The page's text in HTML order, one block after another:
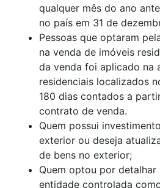
qualquer mês do ano
no país em 31 de
Pessoas que optaram
na venda de imóveis
da venda foi aplicado na
residenciais localizados
180 dias contados a
contrato de venda.
Quem possui
exterior ou deseja
de bens no exterior;
Quem optou por
entidade controlada